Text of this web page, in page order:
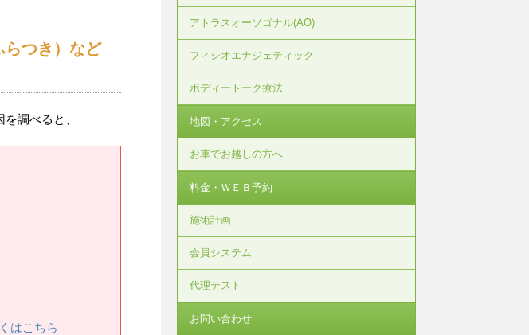
らつき）など
調べると、
はこちら
アトラスオーソゴナル(AO)
フィシオエナジェティック
ボディートーク療法
地図・アクセス
お車でお越しの方へ
料金・ＷＥＢ予約
施術計画
会員システム
代理テスト
お問い合わせ